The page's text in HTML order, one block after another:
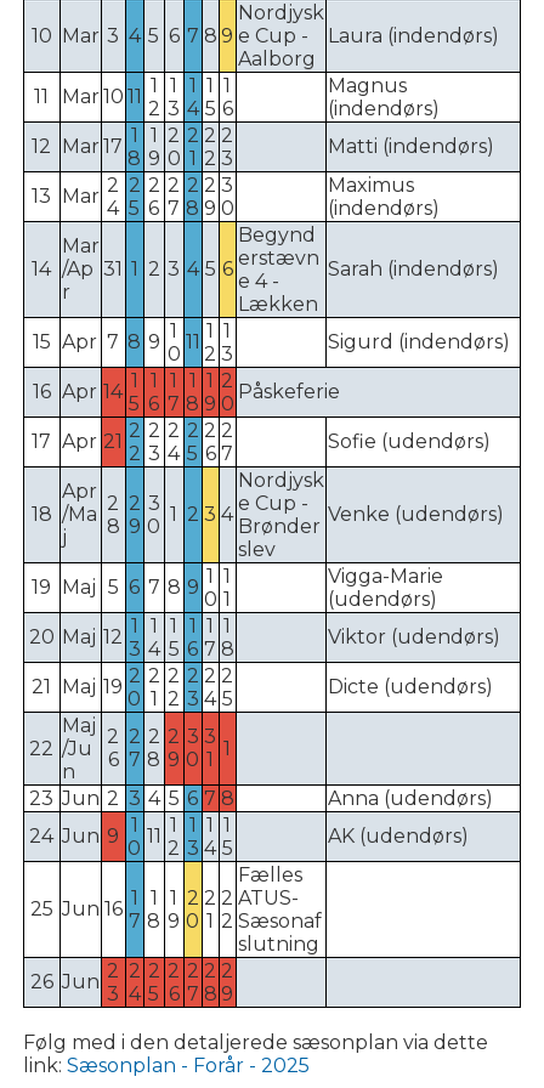
10 Mar 3 4 5 6 7 8 9
Nordjysk
e Cup -
Aalborg
Laura (indendørs)
11 Mar10 11 1
2
1
3
1
4
1
5
1
6
Magnus
(indendørs)
12 Mar 17 1
8
1
9
2
0
2
1
2
2
2
3
Matti (indendørs)
13 Mar 2
4
2
5
2
6
2
7
2
8
2
9
3
0
Maximus
(indendørs)
14
Mar
/Ap
r
31 1 2 3 4 5 6
Begynd
erstævn
e 4 -
Lækken
Sarah (indendørs)
15 Apr 7 8 9 1
0
11 1
2
1
3
Sigurd (indendørs)
16 Apr 14 1
5
1
6
1
7
1
8
1
9
2
0
Påskeferie
17 Apr 21 2
2
2
3
2
4
2
5
2
6
2
7
Sofie (udendørs)
18
Apr
/Ma
j
2
8
2
9
3
0
1 2 3 4
Nordjysk
e Cup -
Brønder
slev
Venke (udendørs)
19 Maj 5 6 7 8 9 1
0
1
1
Vigga-Marie
(udendørs)
20 Maj 12 1
3
1
4
1
5
1
6
1
7
1
8
Viktor (udendørs)
21 Maj 19 2
0
2
1
2
2
2
3
2
4
2
5
Dicte (udendørs)
22
Maj
/Ju
n
2
6
2
7
2
8
2
9
3
0
3
1 1
23 Jun 2 3 4 5 6 7 8
Anna (udendørs)
24 Jun 9 1
0
11 1
2
1
3
1
4
1
5
AK (udendørs)
25 Jun 16 1
7
1
8
1
9
2
0
2
1
2
2
Fælles
ATUS-
Sæsonaf
slutning
26 Jun 2
3
2
4
2
5
2
6
2
7
2
8
2
9
Følg med i den detaljerede sæsonplan via dette
link: Sæsonplan - Forår - 2025